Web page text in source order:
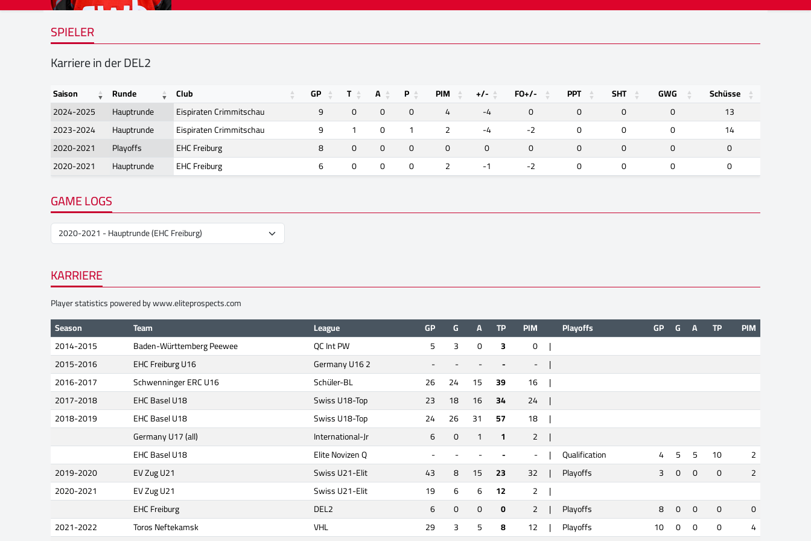
SPIELER
Karriere in der DEL2
Saison Runde Club GP T A P PIM +/- FO+/- PPT SHT GWG
Schüsse
2024-2025
Hauptrunde Eispiraten Crimmitschau 9 0 0 0 4 -4 0 0 0 0
13
2023-2024
Hauptrunde Eispiraten Crimmitschau 9 1 0 1 2 -4 -2 0 0 0
14
2020-2021
Playoffs EHC Freiburg 8 0 0 0 0 0 0 0 0 0
0
2020-2021
Hauptrunde EHC Freiburg 6 0 0 0 2 -1 -2 0 0 0 0
GAME LOGS
KARRIERE
Player statistics powered bywww.eliteprospects.com
Season
Team League GP G A TP PIM Playoffs GP G A TP
PIM
2014-2015
Baden-Württemberg Peewee QC Int PW 5 3 0 3 0
|
2015-2016
EHC Freiburg U16 Germany U16 2 - - - - -
|
2016-2017
Schwenninger ERC U16 Schüler-BL 26 24 15 39 16
|
2017-2018
EHC Basel U18 Swiss U18-Top 23 18 16 34 24
|
2018-2019
EHC Basel U18 Swiss U18-Top 24 26 31 57 18
|
Germany U17 (all)
International-Jr 6 0 1 1 2
|
EHC Basel U18
Elite Novizen Q - - - - - | Qualification 4 5 5 10
2
2019-2020
EV Zug U21 Swiss U21-Elit 43 8 15 23 32 | Playoffs 3 0 0 0
2
2020-2021
EV Zug U21 Swiss U21-Elit 19 6 6 12 2
|
EHC Freiburg
DEL2 6 0 0 0 2 | Playoffs 8 0 0 0
0
2021-2022
Toros Neftekamsk VHL 29 3 5 8 12 | Playoffs 10 0 0 0
4